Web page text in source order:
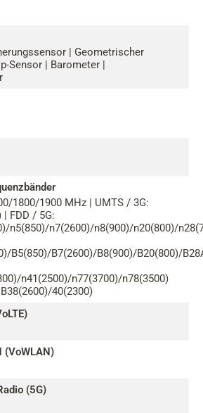
| Geometrischer
Sensor | Barometer |
1800/1900 MHz | UMTS / 3G:
| FDD / 5G:
n5(850)/n7(2600)/n8(900)/n20(800)/
B5(850)/B7(2600)/B8(900)/B20(800)/
n41(2500)/n77(3700)/n78(3500)
B38(2600)/40(2300)
(VoWLAN)
(5G)